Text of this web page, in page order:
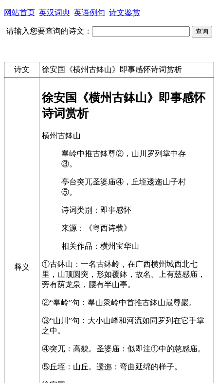
网站首页 英汉词典 英语例句 诗文鉴赏
请输入您要查询的诗文：
诗文 徐安国《横州古鉢山》即事感怀诗词赏析
释义
徐安国《横州古鉢山》即事感怀
诗词赏析
横州古鉢山
羣岭中推古鉢尊②，山川罗列掌中存
③。
亭台突兀圣婆庙④，丘垤逶迤山子村
⑤。
诗词类别：即事感怀
来源：《粤西诗载》
相关作品：横州宝华山
①古鉢山：一名古鉢岭，在广西横州城西北七
里，山顶圆突，形如覆鉢，故名。上有慈感庙，
旁有荫龙泉，腰有半山亭。
②“羣岭”句：羣山衆岭中首推古鉢山最尊巖。
③“山川”句：大小山峰和河流如同罗列在它手掌
之中。
④突兀：高貌。圣婆庙：似即注①中的慈感庙。
⑤丘垤：山丘。逶迤：弯曲延绵的样子。